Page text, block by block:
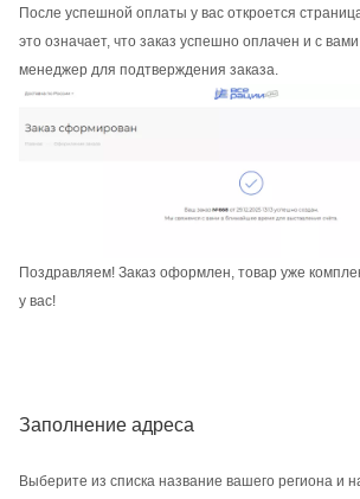
После успешной оплаты у вас откроется
это означает, что заказ успешно оплачен и с
менеджер для подтверждения заказа.
Поздравляем! Заказ оформлен, товар уже
у вас!
Заполнение адреса
Выберите из списка название вашего региона и